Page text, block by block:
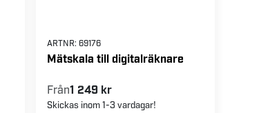
ARTNR:69176
Mätskala till digitalräknare
Från1 249 kr
Skickas inom 1-3 vardagar!